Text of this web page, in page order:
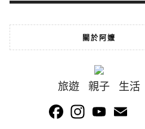
關於阿嬤
旅遊 親子 生活
FacebookInstagramYouTube
Channel